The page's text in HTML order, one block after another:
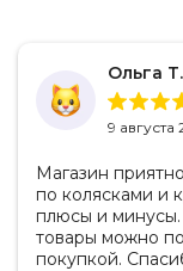
Ольга Т.
9 августа
Магазин
по колясками и
плюсы и
товары можно
покупкой.